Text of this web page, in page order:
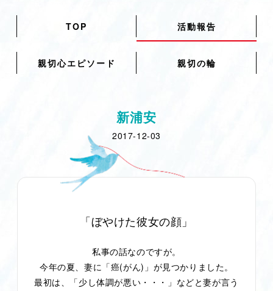
TOP 活動報告
親切心エピソード 親切の輪
新浦安
2017-12-03
「ぼやけた彼女の顔」
私事の話なのですが。
今年の夏、妻に「癌(がん) 」が見つかりました。
最初は、「少し体調が悪い・・・」などと妻が言う